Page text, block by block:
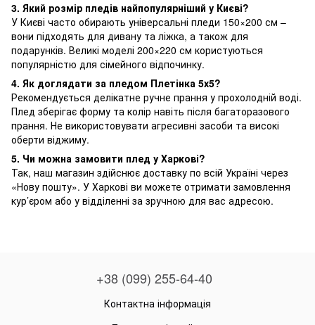
3. Який розмір пледів найпопулярніший у Києві?
У Києві часто обирають універсальні пледи 150×200 см –
вони підходять для дивану та ліжка, а також для
подарунків. Великі моделі 200×220 см користуються
популярністю для сімейного відпочинку.
4. Як доглядати за пледом Плетінка 5х5?
Рекомендується делікатне ручне прання у прохолодній воді.
Плед зберігає форму та колір навіть після багаторазового
прання. Не використовувати агресивні засоби та високі
оберти віджиму.
5. Чи можна замовити плед у Харкові?
Так, наш магазин здійснює доставку по всій Україні через
«Нову пошту». У Харкові ви можете отримати замовлення
кур’єром або у відділенні за зручною для вас адресою.
+38 (099) 255-64-40
Контактна інформація